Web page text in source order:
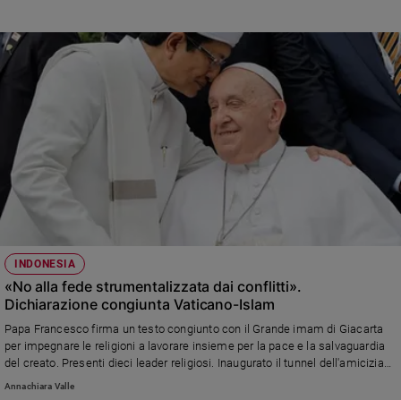
INDONESIA
«No alla fede strumentalizzata dai conflitti».
Dichiarazione congiunta Vaticano-Islam
Papa Francesco firma un testo congiunto con il Grande imam di Giacarta
per impegnare le religioni a lavorare insieme per la pace e la salvaguardia
del creato. Presenti dieci leader religiosi. Inaugurato il tunnel dell'amicizia
che unisce la cattedrale e la moschea nella capitale indonesiana
Annachiara Valle